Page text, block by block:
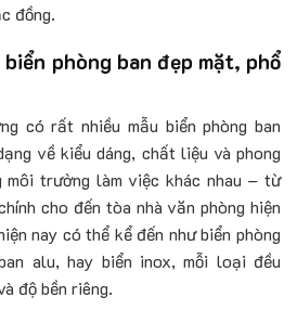
đồng.
phòng ban đẹp mặt, phổ
có rất nhiều mẫu biển phòng ban
về kiểu dáng, chất liệu và phong
môi trường làm việc khác nhau – từ
cho đến tòa nhà văn phòng hiện
nay có thể kể đến như biển phòng
alu, hay biển inox, mỗi loại đều
độ bền riêng.